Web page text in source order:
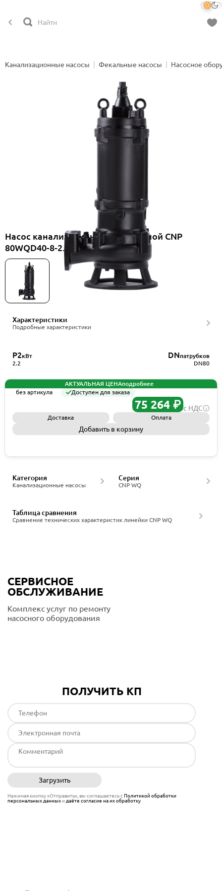
Канализационные насосы Фекальные насосы Насосное
Насос канализационный погружной CNP
80WQD40-8-2.2ES(I)
Характеристики
Подробные характеристики
P2кВт
2.2
DNпатрубков
DN80
АКТУАЛЬНАЯ ЦЕНАподробнее
без артикула
Доступен для заказа
75 264 ₽ с НДС
Доставка Оплата
Добавить в корзину
Канализационные насосы
Категория
CNP WQ
Серия
Сравнение технических характеристик линейки CNP WQ
Таблица сравнения
СЕРВИСНОЕ
ОБСЛУЖИВАНИЕ
Комплекс услуг по ремонту
насосного оборудования
ПОЛУЧИТЬ КП
Загрузить
Нажимая кнопку «Отправить», вы соглашаетесь сПолитикой обработки
персональных данныхи даёте согласие на их обработку